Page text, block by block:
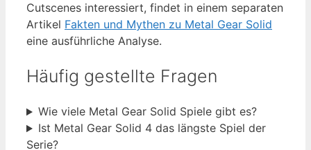
Cutscenes interessiert, findet in einem separaten
Artikel Fakten und Mythen zu Metal Gear Solid
eine ausführliche Analyse.
Häufig gestellte Fragen
Wie viele Metal Gear Solid Spiele gibt es?
Ist Metal Gear Solid 4 das längste Spiel der
Serie?